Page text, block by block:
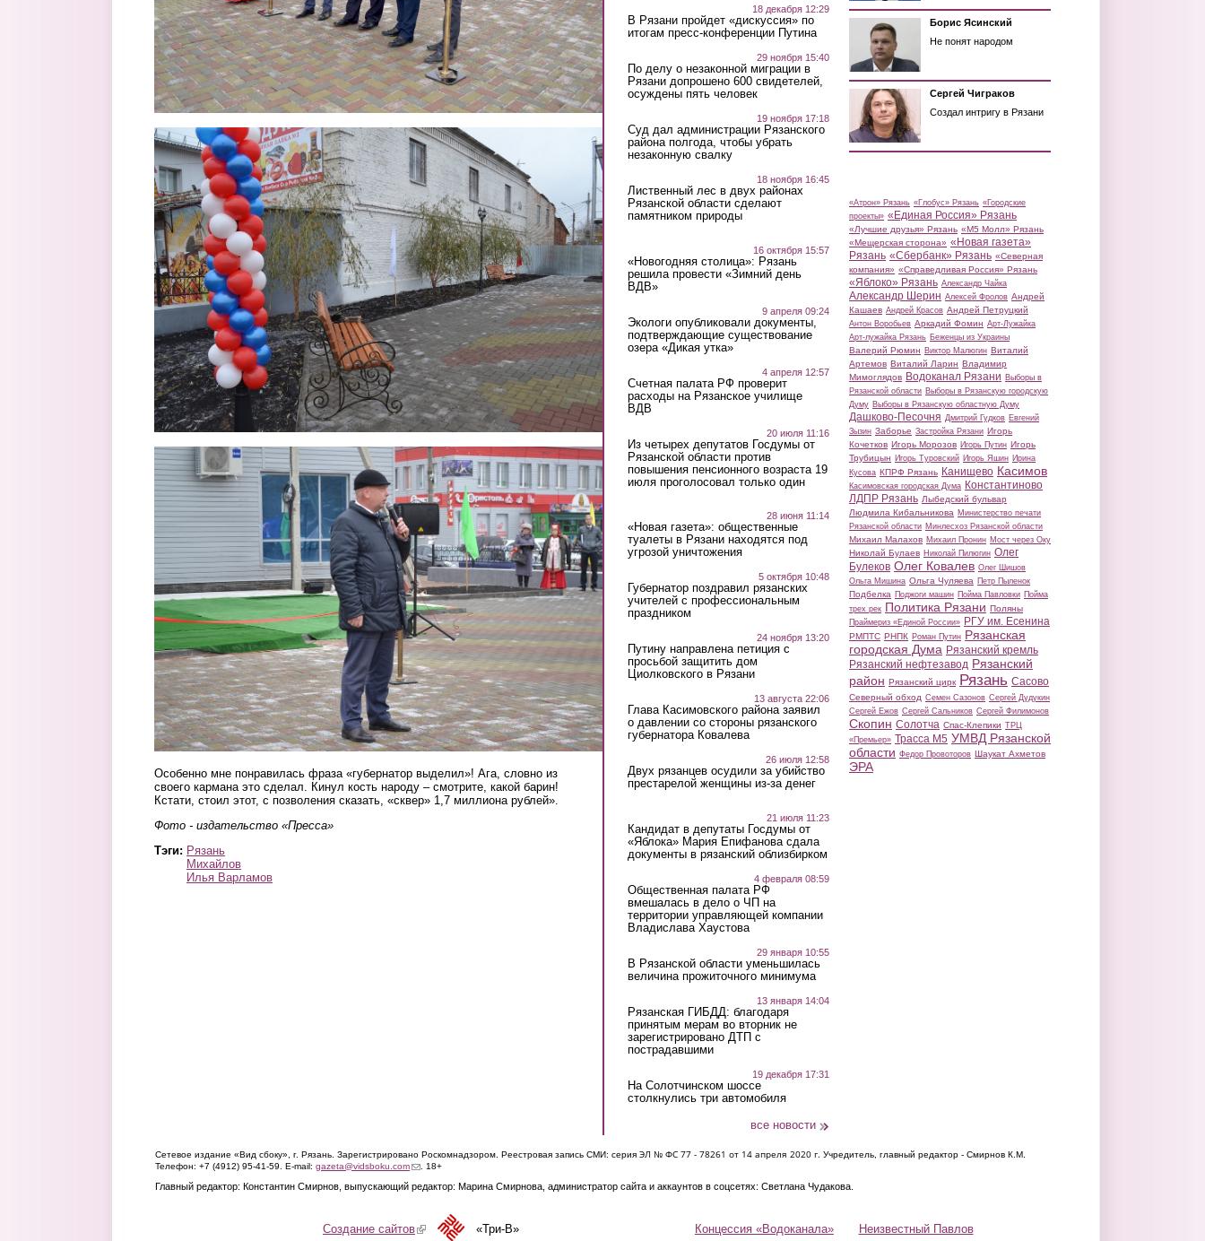
skver2.jpg
skver3.jpg
Особенно мне понравилась фраза «губернатор выделил»! Ага, словно из
своего кармана это сделал. Кинул кость народу – смотрите, какой барин!
Кстати, стоил этот, с позволения сказать, «сквер» 1,7 миллиона рублей».
Фото - издательство «Пресса»
Тэги: Рязань
Михайлов
Илья Варламов
18 декабря 12:29
В Рязани пройдет «дискуссия» по
итогам пресс-конференции Путина
29 ноября 15:40
По делу о незаконной миграции в
Рязани допрошено 600 свидетелей,
осуждены пять человек
19 ноября 17:18
Суд дал администрации Рязанского
района полгода, чтобы убрать
незаконную свалку
18 ноября 16:45
Лиственный лес в двух районах
Рязанской области сделают
памятником природы
16 октября 15:57
«Новогодняя столица»: Рязань
решила провести «Зимний день
ВДВ»
9 апреля 09:24
Экологи опубликовали документы,
подтверждающие существование
озера «Дикая утка»
4 апреля 12:57
Счетная палата РФ проверит
расходы на Рязанское училище
ВДВ
20 июля 11:16
Из четырех депутатов Госдумы от
Рязанской области против
повышения пенсионного возраста 19
июля проголосовал только один
28 июня 11:14
«Новая газета»: общественные
туалеты в Рязани находятся под
угрозой уничтожения
5 октября 10:48
Губернатор поздравил рязанских
учителей с профессиональным
праздником
24 ноября 13:20
Путину направлена петиция с
просьбой защитить дом
Циолковского в Рязани
13 августа 22:06
Глава Касимовского района заявил
о давлении со стороны рязанского
губернатора Ковалева
26 июля 12:58
Двух рязанцев осудили за убийство
престарелой женщины из-за денег
21 июля 11:23
Кандидат в депутаты Госдумы от
«Яблока» Мария Епифанова сдала
документы в рязанский облизбирком
4 февраля 08:59
Общественная палата РФ
вмешалась в дело о ЧП на
территории управляющей компании
Владислава Хаустова
29 января 10:55
В Рязанской области уменьшилась
величина прожиточного минимума
13 января 14:04
Рязанская ГИБДД: благодаря
принятым мерам во вторник не
зарегистрировано ДТП с
пострадавшими
19 декабря 17:31
На Солотчинском шоссе
столкнулись три автомобиля
все новости
Борис Ясинский
Не понят народом
Сергей Чиграков
Создал интригу в Рязани
«Атрон» Рязань «Глобус» Рязань «Городские
проекты» «Единая Россия» Рязань
«Лучшие друзья» Рязань «М5 Молл» Рязань
«Мещерская сторона» «Новая газета»
Рязань «Сбербанк» Рязань «Северная
компания» «Справедливая Россия» Рязань
«Яблоко» Рязань Александр Чайка
Александр Шерин Алексей Фролов Андрей
Кашаев Андрей Красов Андрей Петруцкий
Антон Воробьев Аркадий Фомин Арт-Лужайка
Арт-лужайка Рязань Беженцы из Украины
Валерий Рюмин Виктор Малюгин Виталий
Артемов Виталий Ларин Владимир
Мимоглядов Водоканал Рязани Выборы в
Рязанской области Выборы в Рязанскую городскую
Думу Выборы в Рязанскую областную Думу
Дашково-Песочня Дмитрий Гудков Евгений
Зызин Заборье Застройка Рязани Игорь
Кочетков Игорь Морозов Игорь Путин Игорь
Трубицын Игорь Туровский Игорь Яшин Ирина
Кусова КПРФ Рязань Канищево Касимов
Касимовская городская Дума Константиново
ЛДПР Рязань Лыбедский бульвар
Людмила Кибальникова Министерство печати
Рязанской области Минлесхоз Рязанской области
Михаил Малахов Михаил Пронин Мост через Оку
Николай Булаев Николай Пилюгин Олег
Булеков Олег Ковалев Олег Шишов
Ольга Мишина Ольга Чуляева Петр Пыленок
Подбелка Поджоги машин Пойма Павловки Пойма
трех рек Политика Рязани Поляны
Праймериз «Единой России» РГУ им. Есенина
РМПТС РНПК Роман Путин Рязанская
городская Дума Рязанский кремль
Рязанский нефтезавод Рязанский
район Рязанский цирк Рязань Сасово
Северный обход Семен Сазонов Сергей Дудукин
Сергей Ежов Сергей Сальников Сергей Филимонов
Скопин Солотча Спас-Клепики ТРЦ
«Премьер» Трасса М5 УМВД Рязанской
области Федор Провоторов Шаукат Ахметов
ЭРА
Сетевое издание «Вид сбоку», г. Рязань. Зарегистрировано Роскомнадзором. Реестровая запись СМИ: серия ЭЛ № ФС 77 - 78261 от 14 апреля 2020 г. Учредитель, главный редактор - Смирнов К.М.
Телефон: +7 (4912) 95-41-59. E-mail: gazeta@vidsboku.com(link sends e-mail)
. 18+
Главный редактор: Константин Смирнов, выпускающий редактор: Марина Смирнова, администратор сайта и аккаунтов в соцсетях: Светлана Чудакова.
Концессия «Водоканала» Неизвестный Павлов
Создание сайтов(link is external)«Три-В»